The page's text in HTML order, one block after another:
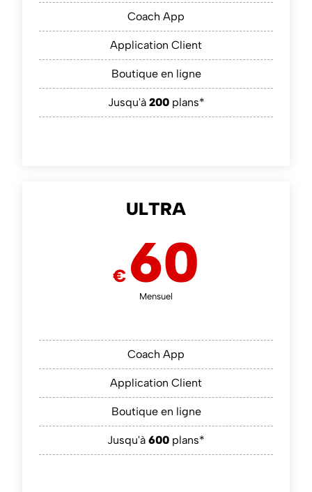
Coach App
Application Client
Boutique en ligne
Jusqu'à 200plans*
ULTRA
€ 60
Mensuel
Coach App
Application Client
Boutique en ligne
Jusqu'à 600 plans*